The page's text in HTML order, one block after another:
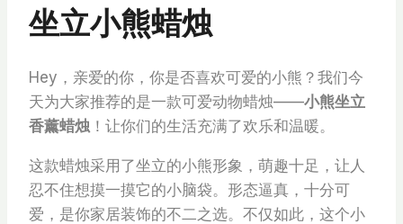
坐立小熊蜡烛
Hey，亲爱的你，你是否喜欢可爱的小熊？我们今
天为大家推荐的是一款可爱动物蜡烛——小熊坐立
香薰蜡烛 ！让你们的生活充满了欢乐和温暖。
这款蜡烛采用了坐立的小熊形象，萌趣十足，让人
忍不住想摸一摸它的小脑袋。形态逼真，十分可
爱，是你家居装饰的不二之选。不仅如此，这个小